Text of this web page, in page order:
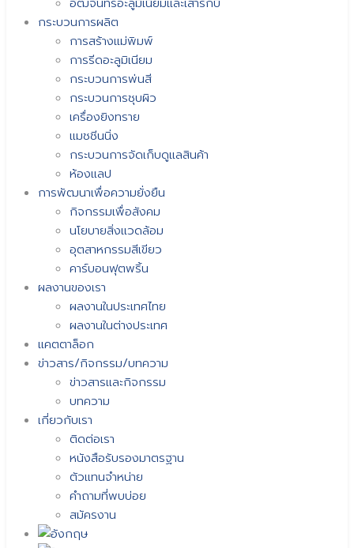
กระบวนการผลิต
การสร้างแม่พิมพ์
การรีดอะลูมิเนียม
กระบวนการพ่นสี
กระบวนการชุบผิว
เครื่องยิงทราย
แมชชีนนิ่ง
กระบวนการจัดเก็บดูแลสินค้า
ห้องแลป
การพัฒนาเพื่อความยั่งยืน
กิจกรรมเพื่อสังคม
นโยบายสิ่งแวดล้อม
อุตสาหกรรมสีเขียว
คาร์บอนฟุตพริ้น
ผลงานของเรา
ผลงานในประเทศไทย
ผลงานในต่างประเทศ
แคตตาล็อก
ข่าวสาร/กิจกรรม/บทความ
ข่าวสารและกิจกรรม
บทความ
เกี่ยวกับเรา
ติดต่อเรา
หนังสือรับรองมาตรฐาน
ตัวแทนจำหน่าย
คำถามที่พบบ่อย
สมัครงาน